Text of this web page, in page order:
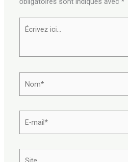
Écrivez
ici…
mail*